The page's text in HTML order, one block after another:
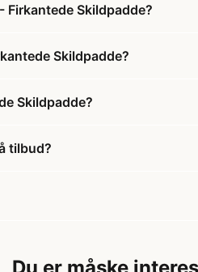
Firkantede Skildpadde?
Skildpadde?
Skildpadde?
tilbud?